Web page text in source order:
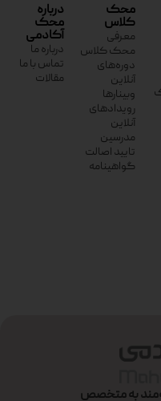
محک
کلاس
معرفی
محک کلاس
دوره‌های
آنلاین
وبینارها
رویدادهای
آنلاین
مدرسین
تایید اصالت
گواهینامه
درباره
محک
آکادمی
درباره ما
تماس با ما
مقالات
به متخصص